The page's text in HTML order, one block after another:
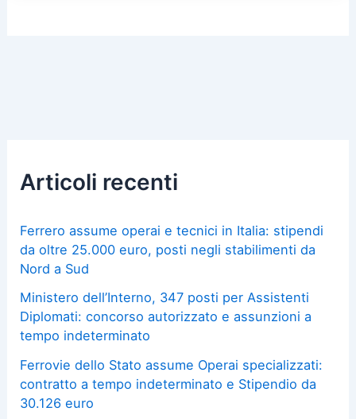
Articoli recenti
Ferrero assume operai e tecnici in Italia: stipendi
da oltre 25.000 euro, posti negli stabilimenti da
Nord a Sud
Ministero dell’Interno, 347 posti per Assistenti
Diplomati: concorso autorizzato e assunzioni a
tempo indeterminato
Ferrovie dello Stato assume Operai specializzati:
contratto a tempo indeterminato e Stipendio da
30.126 euro